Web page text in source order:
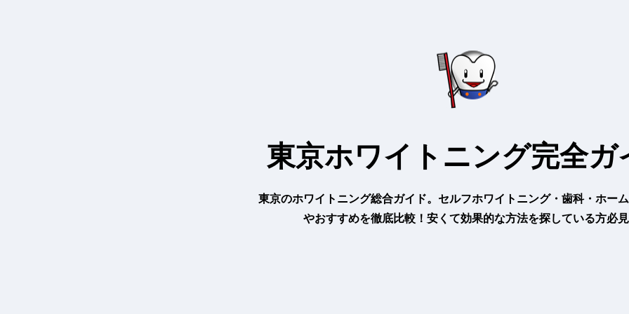
東京ホワイトニング完全ガ
東京のホワイトニング総合ガイド。セルフホワイトニング・歯科・ホー
やおすすめを徹底比較！安くて効果的な方法を探している方必